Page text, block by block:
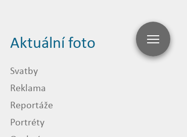
Aktuální foto
Svatby
Reklama
Reportáže
Portréty